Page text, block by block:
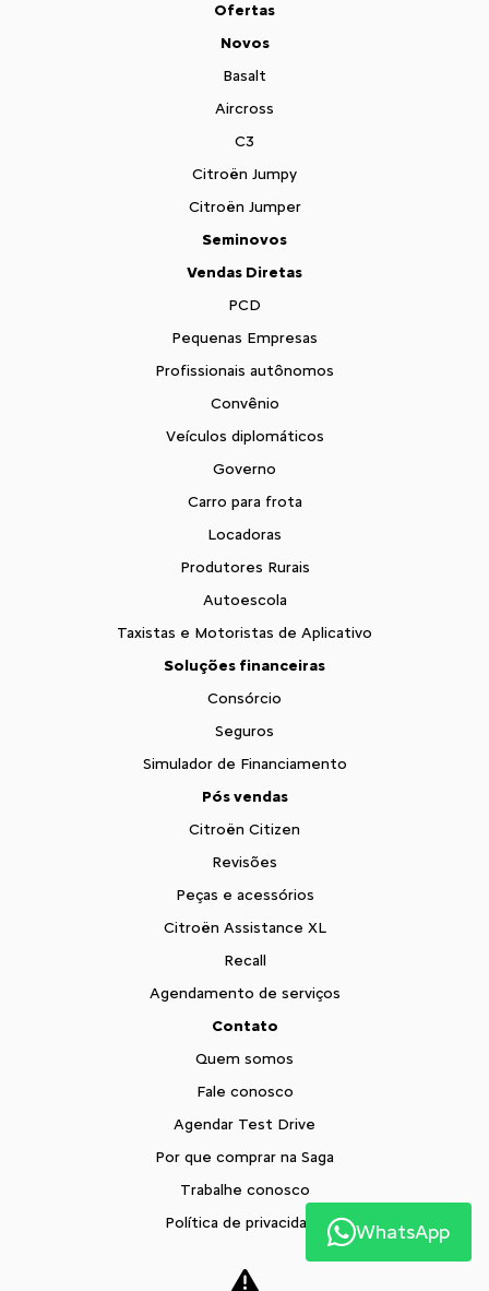
Ofertas
Novos
Basalt
Aircross
C3
Citroën Jumpy
Citroën Jumper
Seminovos
Vendas Diretas
PCD
Pequenas Empresas
Profissionais autônomos
Convênio
Veículos diplomáticos
Governo
Carro para frota
Locadoras
Produtores Rurais
Autoescola
Taxistas e Motoristas de Aplicativo
Soluções financeiras
Consórcio
Seguros
Simulador de Financiamento
Pós vendas
Citroën Citizen
Revisões
Peças e acessórios
Citroën Assistance XL
Recall
Agendamento de serviços
Contato
Quem somos
Fale conosco
Agendar Test Drive
Por que comprar na Saga
Trabalhe conosco
Política de privacidade
WhatsApp